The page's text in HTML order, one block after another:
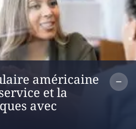
américaine
et la
avec